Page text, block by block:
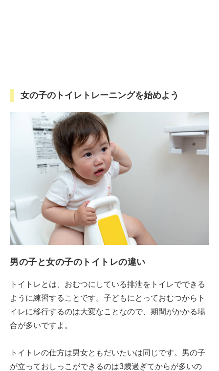
女の子のトイレトレーニングを始めよう
男の子と女の子のトイトレの違い
トイトレとは、おむつにしている排泄をトイレでできる
ように練習することです。子どもにとっておむつからト
イレに移行するのは大変なことなので、期間がかかる場
合が多いですよ。
トイトレの仕方は男女ともだいたいは同じです。男の子
が立っておしっこができるのは3歳過ぎてからが多いの